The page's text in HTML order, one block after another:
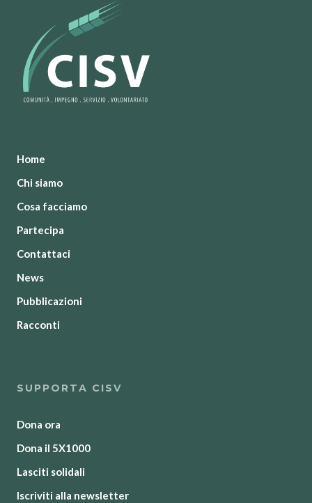
Home
Chi siamo
Cosa facciamo
Partecipa
Contattaci
News
Pubblicazioni
Racconti
SUPPORTA CISV
Dona ora
Dona il 5X1000
Lasciti solidali
Iscriviti alla newsletter